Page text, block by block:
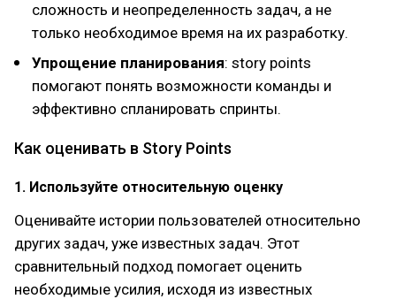
сложность и неопределенность задач, а не
только необходимое время на их разработку.
Упрощение планирования: story points
помогают понять возможности команды и
эффективно спланировать спринты.
Как оценивать в Story Points
1. Используйте относительную оценку
Оценивайте истории пользователей относительно
других задач, уже известных задач. Этот
сравнительный подход помогает оценить
необходимые усилия, исходя из известных